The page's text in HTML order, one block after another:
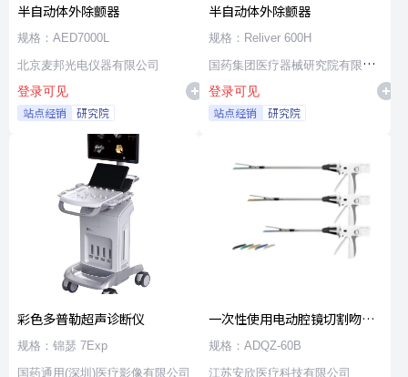
半自动体外除颤器
规格：AED7000L
北京麦邦光电仪器有限公司
登录可见
站点经销 研究院
半自动体外除颤器
规格：Reliver 600H
国药集团医疗器械研究院有限公
司
登录可见
站点经销 研究院
彩色多普勒超声诊断仪
规格：锦瑟 7Exp
国药通用(深圳)医疗影像有限公司
一次性使用电动腔镜切割吻合
器及组件
规格：ADQZ-60B
江苏安欣医疗科技有限公司